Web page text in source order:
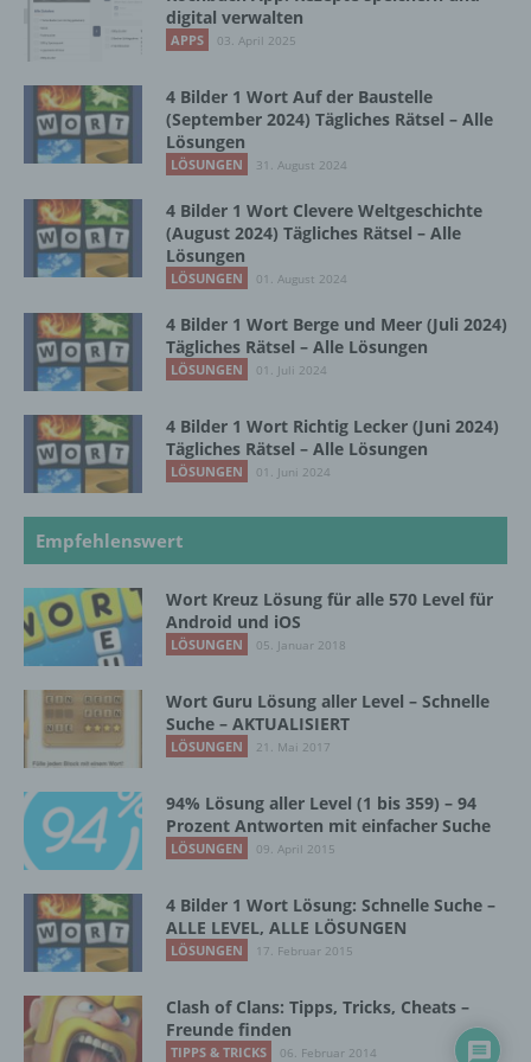
digital verwalten
APPS 03. April 2025
4 Bilder 1 Wort Auf der Baustelle
(September 2024) Tägliches Rätsel – Alle
Lösungen
LÖSUNGEN 31. August 2024
4 Bilder 1 Wort Clevere Weltgeschichte
(August 2024) Tägliches Rätsel – Alle
Lösungen
LÖSUNGEN 01. August 2024
4 Bilder 1 Wort Berge und Meer (Juli 2024)
Tägliches Rätsel – Alle Lösungen
LÖSUNGEN 01. Juli 2024
4 Bilder 1 Wort Richtig Lecker (Juni 2024)
Tägliches Rätsel – Alle Lösungen
LÖSUNGEN 01. Juni 2024
Empfehlenswert
Wort Kreuz Lösung für alle 570 Level für
Android und iOS
LÖSUNGEN 05. Januar 2018
Wort Guru Lösung aller Level – Schnelle
Suche – AKTUALISIERT
LÖSUNGEN 21. Mai 2017
94% Lösung aller Level (1 bis 359) – 94
Prozent Antworten mit einfacher Suche
LÖSUNGEN 09. April 2015
4 Bilder 1 Wort Lösung: Schnelle Suche –
ALLE LEVEL, ALLE LÖSUNGEN
LÖSUNGEN 17. Februar 2015
Clash of Clans: Tipps, Tricks, Cheats –
Freunde finden
TIPPS & TRICKS 06. Februar 2014
Bereitstellung, den Abgleich oder die
Verknüpfung, die Einschränkung, das
d) Einschränkung der Verarbeitung
Einschränkung der Verarbeitung ist die
Markierung gespeicherter
personenbezogener Daten mit dem Ziel, ihre
künftige Verarbeitung einzuschränken.
e) Profiling
Verarbeitung personenbezogener Daten, die
darin besteht, dass diese
personenbezogenen Daten verwendet
zu bewerten, insbesondere, um Aspekte
Lage, Gesundheit, persönlicher Vorlieben,
Interessen, Zuverlässigkeit, Verhalten,
Aufenthaltsort oder Ortswechsel dieser
natürlichen Person zu analysieren oder
vorherzusagen.
f) Pseudonymisierung
Pseudonymisierung ist die Verarbeitung
personenbezogener Daten in einer Weise,
auf welche die personenbezogenen Daten
ohne Hinzuziehung zusätzlicher
Informationen nicht mehr einer spezifischen
betroffenen Person zugeordnet werden
können, sofern diese zusätzlichen
Informationen gesondert aufbewahrt werden
und technischen und organisatorischen
Maßnahmen unterliegen, die gewährleisten,